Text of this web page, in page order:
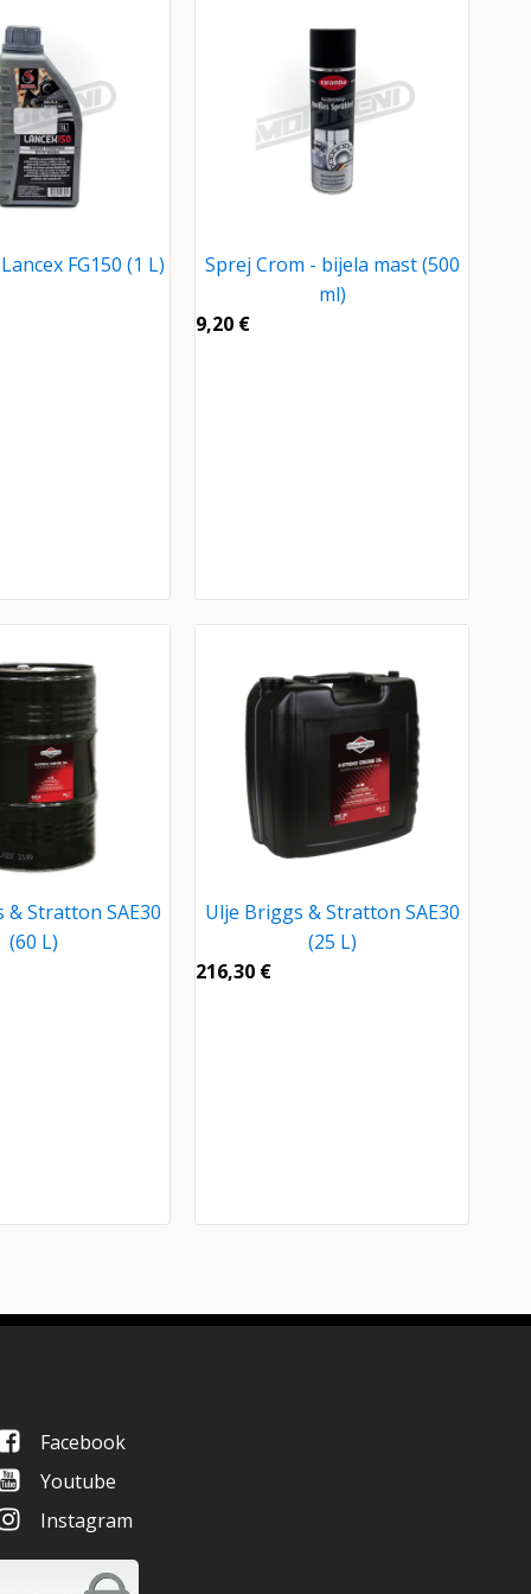
FG150 (1 L)
Sprej Crom - bijela mast (500
ml)
9,20 €
& Stratton SAE30
(60 L)
Ulje Briggs & Stratton SAE30
(25 L)
216,30 €
Facebook
Youtube
Instagram